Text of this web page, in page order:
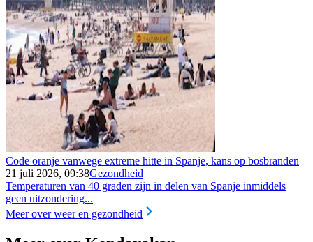
Code oranje vanwege extreme hitte in Spanje, kans op bosbranden
21 juli 2026, 09:38Gezondheid
Temperaturen van 40 graden zijn in delen van Spanje inmiddels
geen uitzondering...
Meer over weer en gezondheid